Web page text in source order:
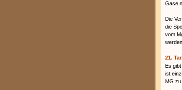
Gase
Die
die
vom
21.
Es
ist
MG zu